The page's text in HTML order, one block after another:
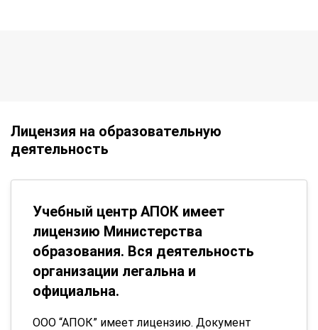
Лицензия на образовательную
деятельность
Учебный центр АПОК имеет
лицензию Министерства
образования. Вся деятельность
организации легальна и
официальна.
ООО “АПОК” имеет лицензию. Документ